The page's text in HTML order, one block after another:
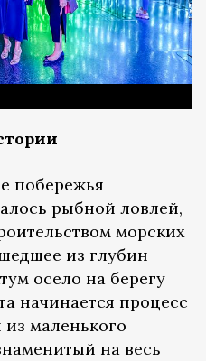
побережья
рыбной ловлей,
морских
из глубин
осело на берегу
начинается процесс
маленького
на весь